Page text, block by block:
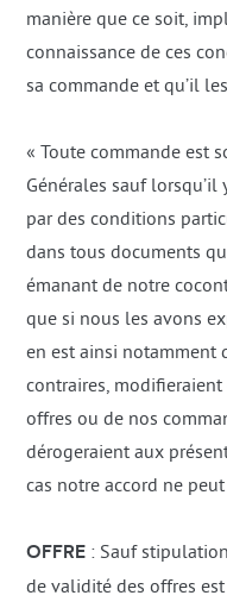
manière que ce soit,
connaissance de ces
sa commande et qu’il
« Toute commande est
Générales sauf
par des conditions
dans tous documents
émanant de notre
que si nous les avons
en est ainsi notamment
contraires,
offres ou de nos
dérogeraient aux
cas notre accord ne peut
OFFRE : Sauf
de validité des offres est